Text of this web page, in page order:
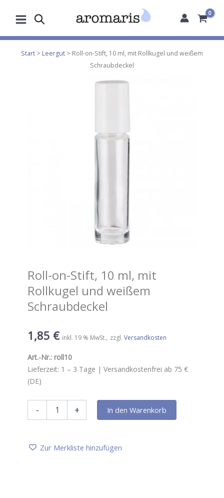
Inhalt
Start > Leergut > Roll-on-Stift, 10 ml, mit Rollkugel und weißem
Schraubdeckel
Roll-on-Stift, 10 ml, mit
Rollkugel und weißem
Schraubdeckel
1,85 € inkl. 19 % MwSt. zzgl. Versandkosten
Art.-Nr.: roll10
Lieferzeit: 1 – 3 Tage | Versandkostenfrei ab 75 €
(DE)
-
on-
ml,
+ In den Warenkorb
Zur Merkliste hinzufügen